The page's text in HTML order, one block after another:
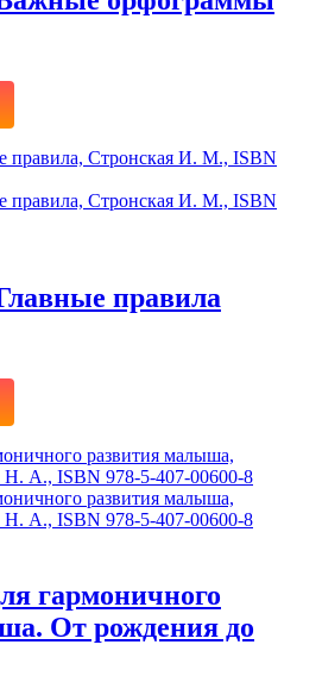
правила
гармоничного
От рождения до